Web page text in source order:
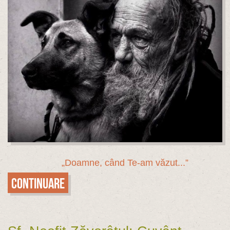
„Doamne, când Te-am văzut...”
Continuare